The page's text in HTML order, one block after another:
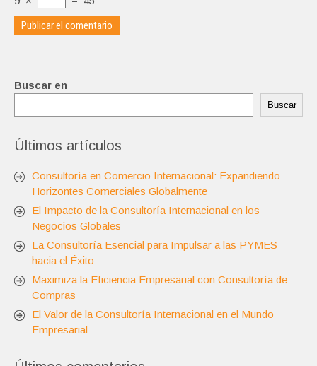
Buscar en
Buscar
Últimos artículos
Consultoría en Comercio Internacional: Expandiendo
Horizontes Comerciales Globalmente
El Impacto de la Consultoría Internacional en los
Negocios Globales
La Consultoría Esencial para Impulsar a las PYMES
hacia el Éxito
Maximiza la Eficiencia Empresarial con Consultoría de
Compras
El Valor de la Consultoría Internacional en el Mundo
Empresarial